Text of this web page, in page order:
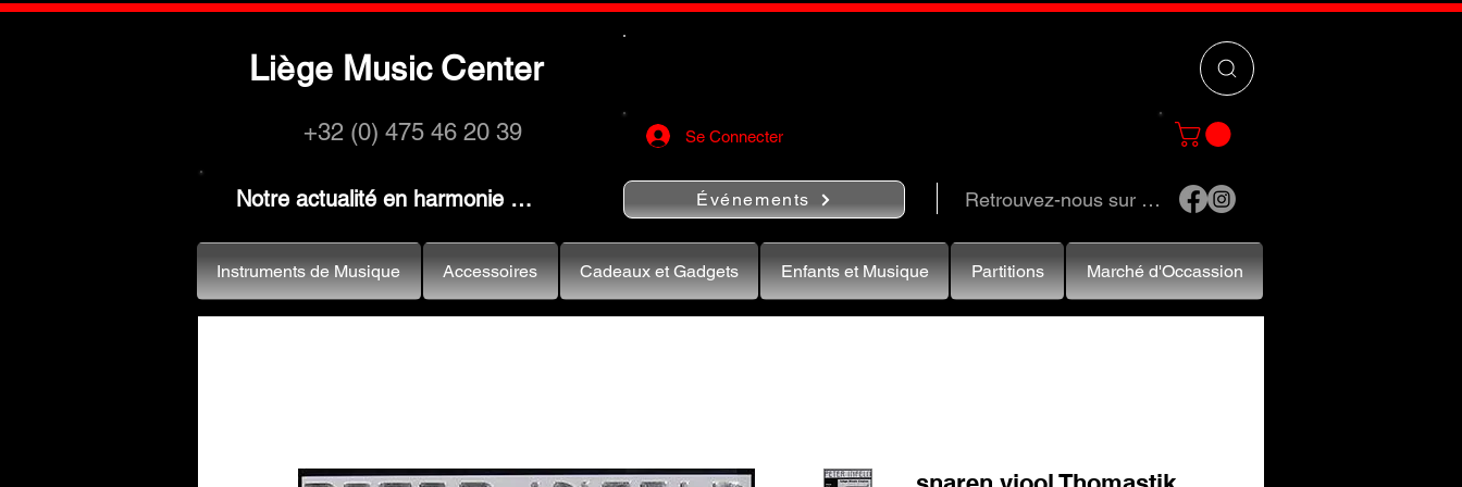
Liège Music Center
+32 (0) 475 46 20 39 Se Connecter
Notre actualité en harmonie … Événements Retrouvez-nous sur …
Instruments de Musique Accessoires Cadeaux et Gadgets Enfants et Musique Partitions Marché d'Occassion